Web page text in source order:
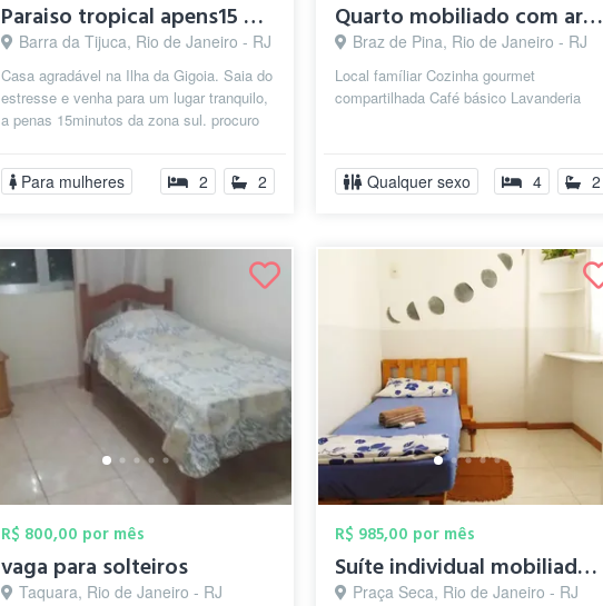
Paraiso tropical apens15 minutos da zona...
Barra da Tijuca, Rio de Janeiro - RJ
Casa agradável na Ilha da Gigoia. Saia do
estresse e venha para um lugar tranquilo,
a penas 15minutos da zona sul. procuro
Para mulheres 2 2
Quarto mobiliado com ar-condicionado e W...
Braz de Pina, Rio de Janeiro - RJ
Local famíliar Cozinha gourmet
compartilhada Café básico Lavanderia
Qualquer sexo 4 2
R$ 800,00 por mês
vaga para solteiros
Taquara, Rio de Janeiro - RJ
R$ 985,00 por mês
Suíte individual mobiliada na Praça Seca
Praça Seca, Rio de Janeiro - RJ